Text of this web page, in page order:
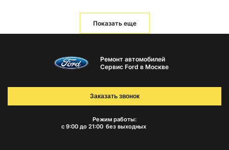
Показать еще
Ремонт автомобилей
Сервис Ford в Москве
Режим работы:
с 9:00 до 21:00 без выходных
Заказать звонок